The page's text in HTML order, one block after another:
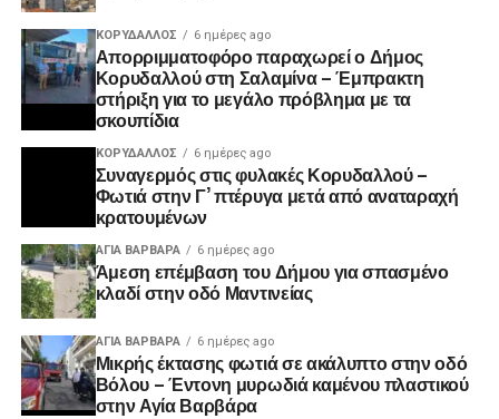
ΚΟΡΥΔΑΛΛΟΣ 6 ημέρες ago
Απορριμματοφόρο παραχωρεί ο Δήμος
Κορυδαλλού στη Σαλαμίνα – Έμπρακτη
στήριξη για το μεγάλο πρόβλημα με τα
σκουπίδια
ΚΟΡΥΔΑΛΛΟΣ 6 ημέρες ago
Συναγερμός στις φυλακές Κορυδαλλού –
Φωτιά στην Γ’ πτέρυγα μετά από αναταραχή
κρατουμένων
ΑΓΙΑ ΒΑΡΒΑΡΑ 6 ημέρες ago
Άμεση επέμβαση του Δήμου για σπασμένο
κλαδί στην οδό Μαντινείας
ΑΓΙΑ ΒΑΡΒΑΡΑ 6 ημέρες ago
Μικρής έκτασης φωτιά σε ακάλυπτο στην οδό
Βόλου – Έντονη μυρωδιά καμένου πλαστικού
στην Αγία Βαρβάρα